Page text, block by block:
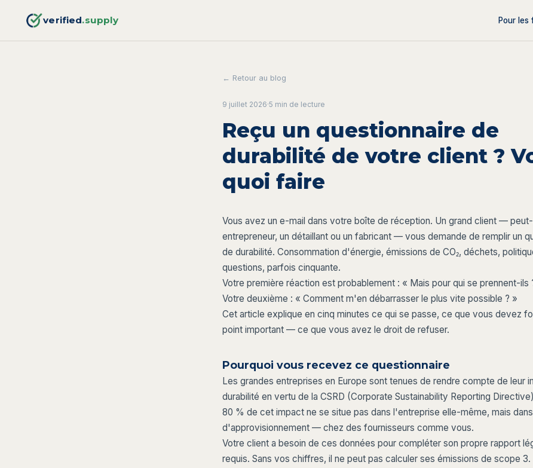
verified.supply Pour les
← Retour au blog
9 juillet 2026·5 min de lecture
Reçu un questionnaire de
durabilité de votre client ?
quoi faire
Vous avez un e-mail dans votre boîte de réception. Un grand client —
entrepreneur, un détaillant ou un fabricant — vous demande de remplir un
de durabilité. Consommation d'énergie, émissions de CO₂, déchets,
questions, parfois cinquante.
Votre première réaction est probablement : « Mais pour qui se prennent-ils
Votre deuxième : « Comment m'en débarrasser le plus vite possible ? »
Cet article explique en cinq minutes ce qui se passe, ce que vous devez
point important — ce que vous avez le droit de refuser.
Pourquoi vous recevez ce questionnaire
Les grandes entreprises en Europe sont tenues de rendre compte de leur
durabilité en vertu de la CSRD (Corporate Sustainability Reporting
80 % de cet impact ne se situe pas dans l'entreprise elle-même, mais
d'approvisionnement — chez des fournisseurs comme vous.
Votre client a besoin de ces données pour compléter son propre rapport
requis. Sans vos chiffres, il ne peut pas calculer ses émissions de scope 3.